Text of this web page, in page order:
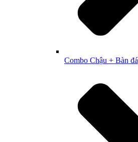
Combo Chậu + Bàn đá